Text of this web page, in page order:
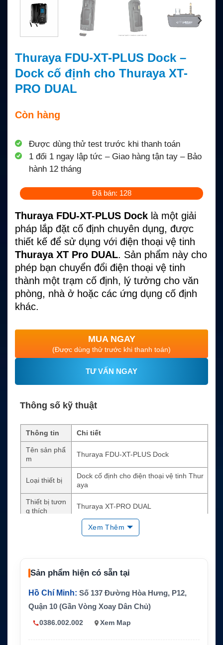
Thuraya FDU-XT-PLUS Dock –
Dock cố định cho Thuraya XT-
PRO DUAL
Còn hàng
Được dùng thử test trước khi thanh toán
1 đổi 1 ngay lập tức – Giao hàng tận tay – Bảo
hành 12 tháng
Đã bán: 128
Thuraya FDU-XT-PLUS Dock là một giải
pháp lắp đặt cố định chuyên dụng, được
thiết kế để sử dụng với điện thoại vệ tinh
Thuraya XT Pro DUAL. Sản phẩm này cho
phép bạn chuyển đổi điện thoại vệ tinh
thành một trạm cố định, lý tưởng cho văn
phòng, nhà ở hoặc các ứng dụng cố định
khác.
MUA NGAY
(Được dùng thử trước khi thanh toán)
TƯ VẤN NGAY
Thông số kỹ thuật
Thông tin Chi tiết
Tên sản phẩ
m
Thuraya FDU-XT-PLUS Dock
Loại thiết bị
Dock cố định cho điện thoại vệ tinh Thur
aya
Thiết bị tươn
g thích
Thuraya XT-PRO DUAL
Dùng dịch vụ vệ tinh Thuraya trong nhà,
văn phòng, trạm cố định
Hình thức th
oại
Auxiliary handset, speakerphone, điện th
oại analog mở rộng
Dữ liệu
GmPRS qua USB hoặc DTE; circuit switc
V/24V/34V
Xem Thêm
Sản phẩm hiện có sẵn tại
Hồ Chí Minh: Số 137 Đường Hòa Hưng, P12,
Quận 10 (Gần Vòng Xoay Dân Chủ)
0386.002.002 Xem Map